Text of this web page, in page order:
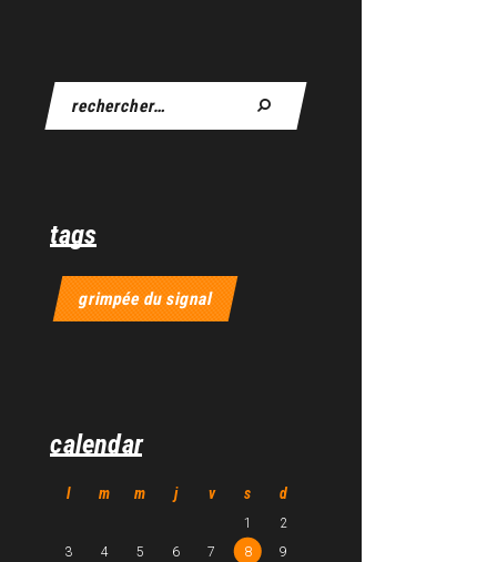
tags
grimpée du signal
calendar
l m m j v s d
1
2
3
4 5 6 7 8
9